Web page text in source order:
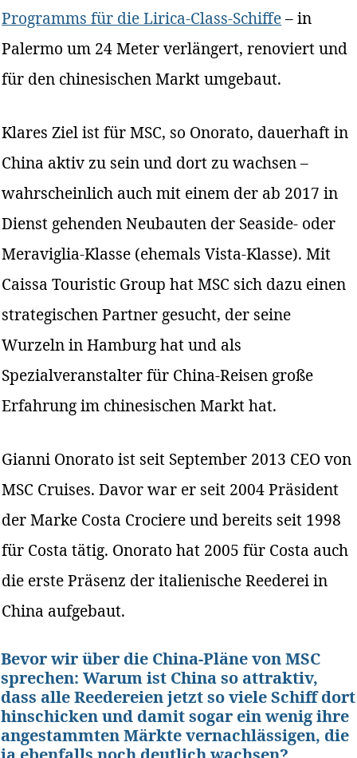
Programms für die Lirica-Class-Schiffe– in
Palermo um 24 Meter verlängert, renoviert und
für den chinesischen Markt umgebaut.
Klares Ziel ist für MSC, so Onorato, dauerhaft in
China aktiv zu sein und dort zu wachsen –
wahrscheinlich auch mit einem der ab 2017 in
Dienst gehenden Neubauten der Seaside- oder
Meraviglia-Klasse (ehemals Vista-Klasse). Mit
Caissa Touristic Group hat MSC sich dazu einen
strategischen Partner gesucht, der seine
Wurzeln in Hamburg hat und als
Spezialveranstalter für China-Reisen große
Erfahrung im chinesischen Markt hat.
Gianni Onorato ist seit September 2013 CEO von
MSC Cruises. Davor war er seit 2004 Präsident
der Marke Costa Crociere und bereits seit 1998
für Costa tätig. Onorato hat 2005 für Costa auch
die erste Präsenz der italienische Reederei in
China aufgebaut.
Bevor wir über die China-Pläne von MSC
sprechen: Warum ist China so attraktiv,
dass alle Reedereien jetzt so viele Schiff dort
hinschicken und damit sogar ein wenig ihre
angestammten Märkte vernachlässigen, die